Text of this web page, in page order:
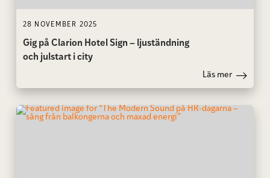
28 NOVEMBER 2025
Gig på Clarion Hotel Sign – ljuständning
och julstart i city
Läs mer